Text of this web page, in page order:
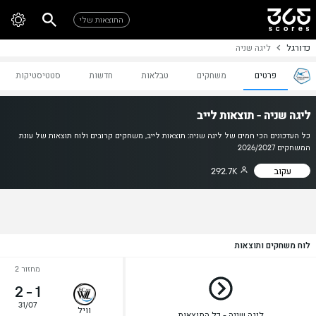
התוצאות שלי
כדורגל ליגה שניה
פרטים משחקים טבלאות חדשות סטטיסטיקות
ליגה שניה - תוצאות לייב
כל העדכונים הכי חמים של ליגה שניה: תוצאות לייב, משחקים קרובים ולוח תוצאות של עונת
המשחקים 2026/2027
עקוב 292.7K
לוח משחקים ותוצאות
מחזור 2
וויל
1
-
2
31/07